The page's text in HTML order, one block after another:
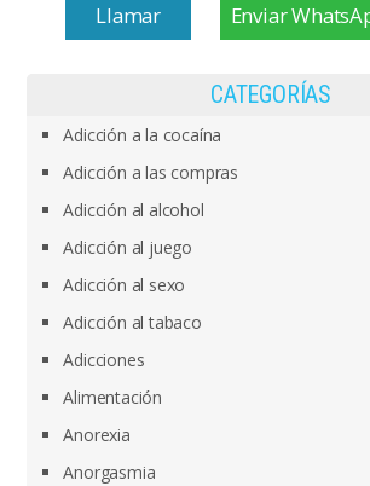
Llamar Enviar
CATEGORÍAS
Adicción a la cocaína
Adicción a las compras
Adicción al alcohol
Adicción al juego
Adicción al sexo
Adicción al tabaco
Adicciones
Alimentación
Anorexia
Anorgasmia